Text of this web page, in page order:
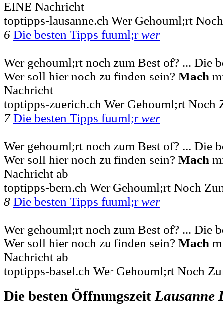
EINE Nachricht
toptipps-lausanne.ch Wer Gehouml;rt
6 Die besten Tipps fuuml;rwer
Wer gehouml;rt noch zum Best of? ... Die
Wer soll hier noch zu finden sein? Mach
Nachricht
toptipps-zuerich.ch Wer Gehouml;rt Noch
7 Die besten Tipps fuuml;rwer
Wer gehouml;rt noch zum Best of? ... Die
Wer soll hier noch zu finden sein? Mach
Nachricht ab
toptipps-bern.ch Wer Gehouml;rt Noch
8 Die besten Tipps fuuml;rwer
Wer gehouml;rt noch zum Best of? ... Die
Wer soll hier noch zu finden sein? Mach
Nachricht ab
toptipps-basel.ch Wer Gehouml;rt Noch
Die besten Öffnungszeit Lausanne